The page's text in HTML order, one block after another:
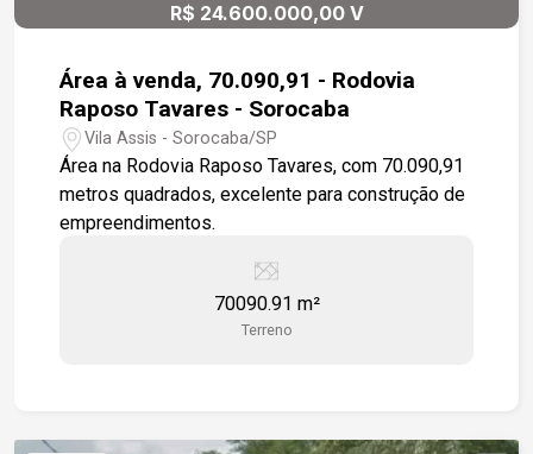
R$ 24.600.000,00 V
Área à venda, 70.090,91 - Rodovia
Raposo Tavares - Sorocaba
Vila Assis - Sorocaba/SP
Área na Rodovia Raposo Tavares, com 70.090,91
metros quadrados, excelente para construção de
empreendimentos.
70090.91 m²
Terreno